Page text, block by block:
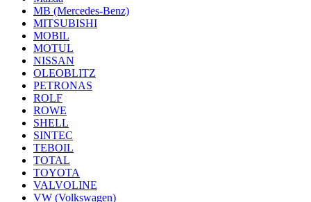
MB (Mercedes-Вenz)
MITSUBISHI
MOBIL
MOTUL
NISSAN
OLEOBLITZ
PETRONAS
ROLF
ROWE
SHELL
SINTEC
TEBOIL
TOTAL
TOYOTA
VALVOLINE
VW (Volkswagen)